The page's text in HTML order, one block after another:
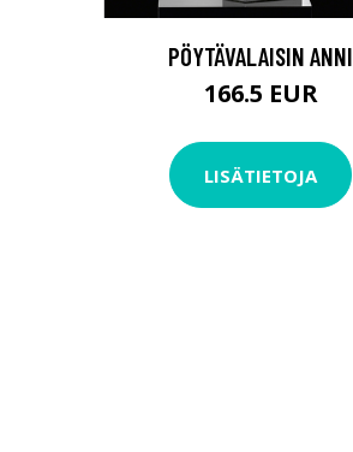
PÖYTÄVALAISIN ANNI
166.5 EUR
LISÄTIETOJA